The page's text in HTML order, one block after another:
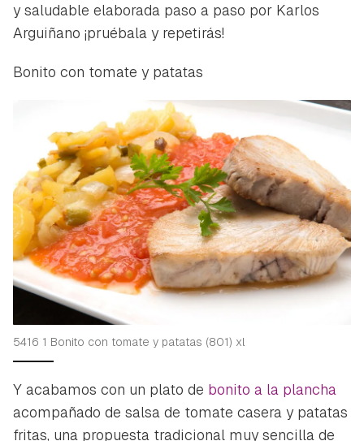
y saludable elaborada paso a paso por Karlos
Arguiñano ¡pruébala y repetirás!
Bonito con tomate y patatas
5416 1 Bonito con tomate y patatas (801) xl
Y acabamos con un plato de bonito a la plancha
acompañado de salsa de tomate casera y patatas
fritas, una propuesta tradicional muy sencilla de